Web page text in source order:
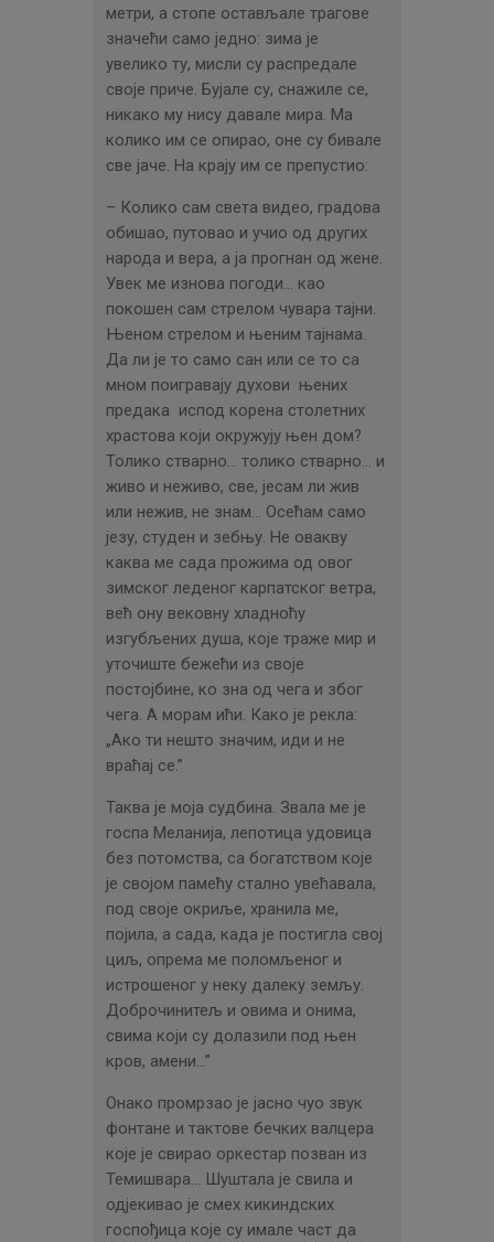
метри, а стопе остављале трагове
значећи само једно: зима је
увелико ту, мисли су распредале
своје приче. Бујале су, снажиле се,
никако му нису давале мира. Ма
колико им се опирао, оне су бивале
све јаче. На крају им се препустио:
– Колико сам света видео, градова
обишао, путовао и учио од других
народа и вера, а ја прогнан од жене.
Увек ме изнова погоди… као
покошен сам стрелом чувара тајни.
Њеном стрелом и њеним тајнама.
Да ли је то само сан или се то са
мном поигравају духови њених
предака испод корена столетних
храстова који окружују њен дом?
Толико стварно… толико стварно… и
живо и неживо, све, јесам ли жив
или нежив, не знам… Осећам само
језу, студен и зебњу. Не овакву
каква ме сада прожима од овог
зимског леденог карпатског ветра,
већ ону вековну хладноћу
изгубљених душа, које траже мир и
уточиште бежећи из своје
постојбине, ко зна од чега и због
чега. А морам ићи. Како је рекла:
„Ако ти нешто значим, иди и не
враћај се.”
Таква је моја судбина. Звала ме је
госпа Меланија, лепотица удовица
без потомства, са богатством које
је својом памећу стално увећавала,
под своје окриље, хранила ме,
појила, а сада, када је постигла свој
циљ, опрема ме поломљеног и
истрошеног у неку далеку земљу.
Доброчинитељ и овима и онима,
свима који су долазили под њен
кров, амени…”
Онако промрзао је јасно чуо звук
фонтане и тактове бечких валцера
које је свирао оркестар позван из
Темишвара… Шуштала је свила и
одјекивао је смех кикиндских
госпођица које су имале част да